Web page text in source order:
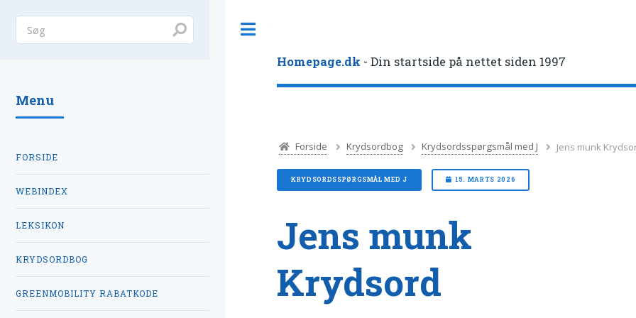
Homepage.dk - Din startside på nettet siden 1997
Forside Krydsordbog Krydsordsspørgsmål med J Jens munk
KRYDSORDSSPØRGSMÅL MED J 15. MARTS 2026
Jens munk
Krydsord
Menu
FORSIDE
WEBINDEX
LEKSIKON
KRYDSORDBOG
GREENMOBILITY RABATKODE